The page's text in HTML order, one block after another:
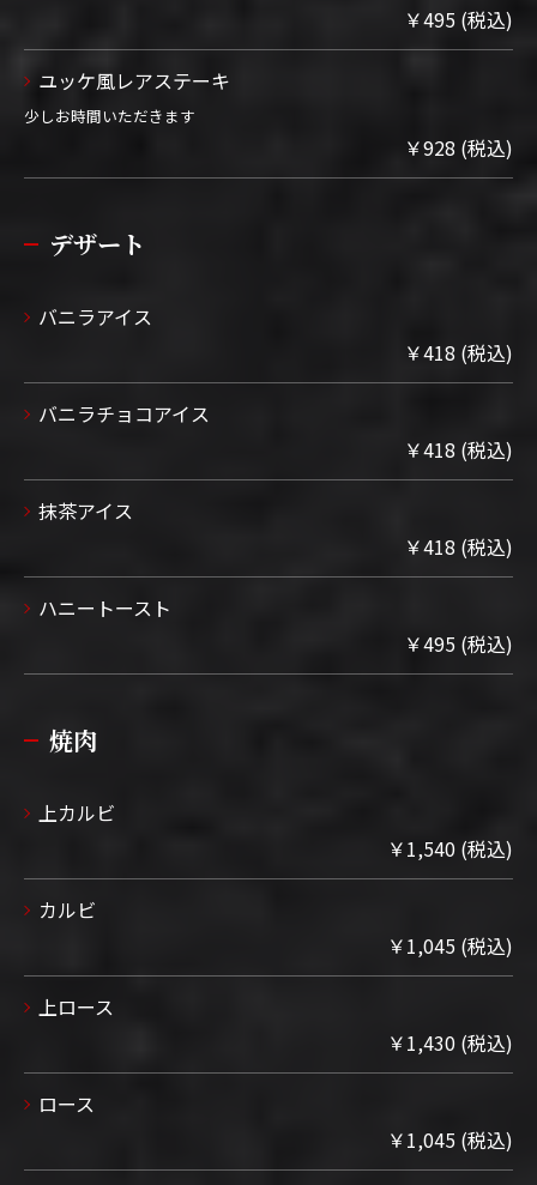
￥495 (税込)
ユッケ風レアステーキ
少しお時間いただきます
￥928 (税込)
デザート
バニラアイス
￥418 (税込)
バニラチョコアイス
￥418 (税込)
抹茶アイス
￥418 (税込)
ハニートースト
￥495 (税込)
焼肉
上カルビ
￥1,540 (税込)
カルビ
￥1,045 (税込)
上ロース
￥1,430 (税込)
ロース
￥1,045 (税込)